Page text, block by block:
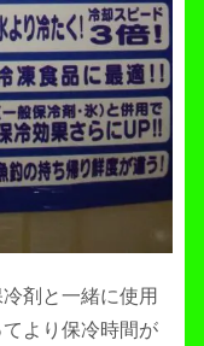
剤と一緒に使用
より保冷時間が